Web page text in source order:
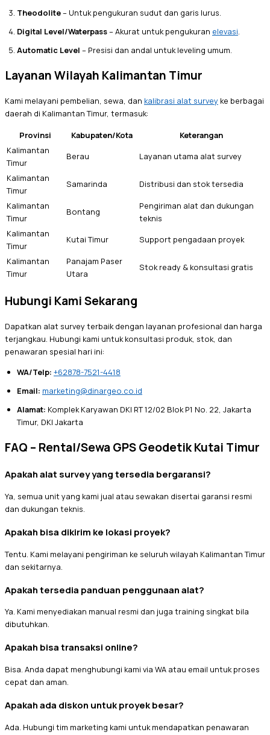
Theodolite– Untuk pengukuran sudut dan garis lurus.
Digital Level/Waterpass– Akurat untuk pengukuran elevasi.
Automatic Level – Presisi dan andal untuk leveling umum.
Layanan Wilayah Kalimantan Timur
Kami melayani pembelian, sewa, dan kalibrasi alat survey ke berbagai
daerah di Kalimantan Timur, termasuk:
Provinsi Kabupaten/Kota
Keterangan
Kalimantan
Timur
Berau
Layanan utama alat survey
Kalimantan
Timur
Samarinda
Distribusi dan stok tersedia
Kalimantan
Timur
Bontang
Pengiriman alat dan dukungan
teknis
Kalimantan
Timur
Kutai Timur
Support pengadaan proyek
Kalimantan
Timur
Panajam Paser
Utara
Stok ready & konsultasi gratis
Hubungi Kami Sekarang
Dapatkan alat survey terbaik dengan layanan profesional dan harga
terjangkau. Hubungi kami untuk konsultasi produk, stok, dan
penawaran spesial hari ini:
WA/Telp: +62878-7521-4418
Email: marketing@dinargeo.co.id
Alamat: Komplek Karyawan DKI RT 12/02 Blok P1 No. 22, Jakarta
Timur, DKI Jakarta
FAQ – Rental/Sewa GPS Geodetik Kutai Timur
Apakah alat survey yang tersedia bergaransi?
Ya, semua unit yang kami jual atau sewakan disertai garansi resmi
dan dukungan teknis.
Apakah bisa dikirim ke lokasi proyek?
Tentu. Kami melayani pengiriman ke seluruh wilayah Kalimantan Timur
dan sekitarnya.
Apakah tersedia panduan penggunaan alat?
Ya. Kami menyediakan manual resmi dan juga training singkat bila
dibutuhkan.
Apakah bisa transaksi online?
Bisa. Anda dapat menghubungi kami via WA atau email untuk proses
cepat dan aman.
Apakah ada diskon untuk proyek besar?
Ada. Hubungi tim marketing kami untuk mendapatkan penawaran